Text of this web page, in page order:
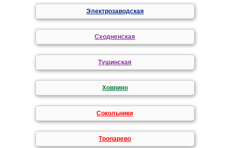
Электрозаводская
Сходненская
Тушинская
Ховрино
Сокольники
Тропарево